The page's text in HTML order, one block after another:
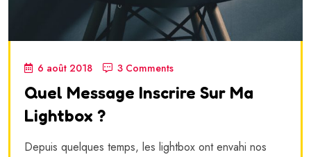
6 août 2018 3 Comments
Quel Message Inscrire Sur Ma
Lightbox ?
Depuis quelques temps, les lightbox ont envahi nos